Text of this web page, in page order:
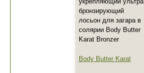
бронзирующий
лосьон для загара в
солярии Body Butter
Karat Bronzer
Body Butter Karat